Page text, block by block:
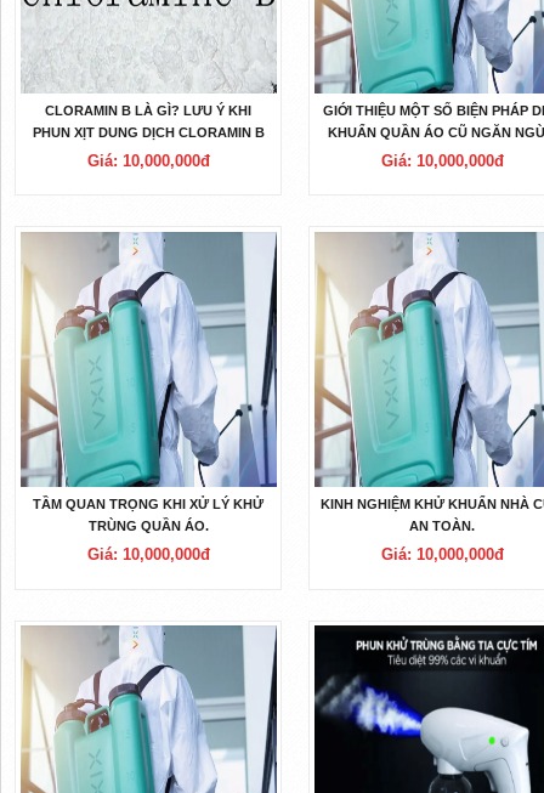
CLORAMIN B LÀ GÌ? LƯU Ý KHI
PHUN XỊT DUNG DỊCH CLORAMIN B
Giá: 10,000,000đ
GIỚI THIỆU MỘT SỐ BIỆN PHÁP
KHUẨN QUẦN ÁO CŨ NGĂN
VIRUS
Giá: 10,000,000đ
TẦM QUAN TRỌNG KHI XỬ LÝ KHỬ
TRÙNG QUẦN ÁO.
Giá: 10,000,000đ
KINH NGHIỆM KHỬ KHUẨN NHÀ
AN TOÀN.
Giá: 10,000,000đ